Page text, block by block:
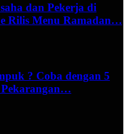
dan Pekerja di
Rilis Menu Ramadan…
? Coba dengan 5